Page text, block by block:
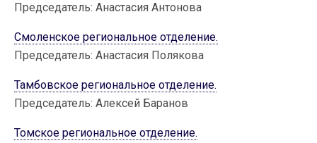
Председатель: Анастасия Антонова
Смоленское региональное отделение.
Председатель: Анастасия Полякова
Тамбовское региональное отделение.
Председатель: Алексей Баранов
Томское региональное отделение.